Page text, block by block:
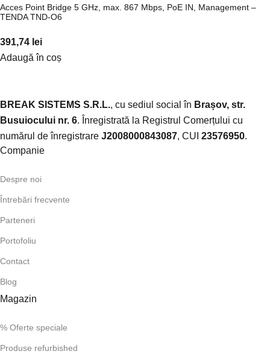
Acces Point Bridge 5 GHz, max. 867 Mbps, PoE IN, Management –
TENDA TND-O6
391,74 lei
Adaugă în coș
BREAK SISTEMS S.R.L., cu sediul social în Brașov, str.
Busuiocului nr. 6. Înregistrată la Registrul Comerțului cu
numărul de înregistrare J2008000843087, CUI 23576950.​
Companie
Despre noi
Întrebări frecvente
Parteneri
Portofoliu
Contact
Blog
Magazin
% Oferte speciale
Produse refurbished